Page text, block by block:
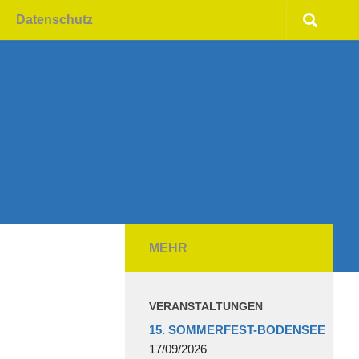
Datenschutz
MEHR
VERANSTALTUNGEN
15. SOMMERFEST-BODENSEE
17/09/2026